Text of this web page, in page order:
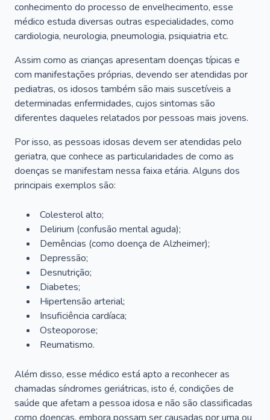
conhecimento do processo de envelhecimento, esse
médico estuda diversas outras especialidades, como
cardiologia, neurologia, pneumologia, psiquiatria etc.
Assim como as crianças apresentam doenças típicas e
com manifestações próprias, devendo ser atendidas por
pediatras, os idosos também são mais suscetíveis a
determinadas enfermidades, cujos sintomas são
diferentes daqueles relatados por pessoas mais jovens.
Por isso, as pessoas idosas devem ser atendidas pelo
geriatra, que conhece as particularidades de como as
doenças se manifestam nessa faixa etária. Alguns dos
principais exemplos são:
Colesterol alto;
Delirium (confusão mental aguda);
Demências (como doença de Alzheimer);
Depressão;
Desnutrição;
Diabetes;
Hipertensão arterial;
Insuficiência cardíaca;
Osteoporose;
Reumatismo.
Além disso, esse médico está apto a reconhecer as
chamadas síndromes geriátricas, isto é, condições de
saúde que afetam a pessoa idosa e não são classificadas